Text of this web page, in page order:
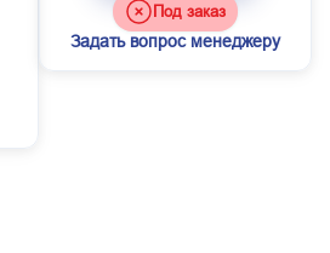
Под заказ
Задать вопрос менеджеру